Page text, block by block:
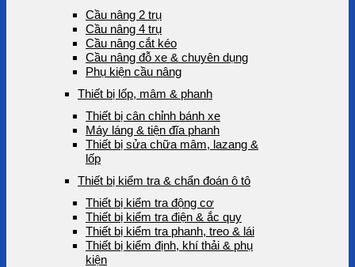
Cầu nâng 2 trụ
Cầu nâng 4 trụ
Cầu nâng cắt kéo
Cầu nâng đỗ xe & chuyên dụng
Phụ kiện cầu nâng
Thiết bị lốp, mâm & phanh
Thiết bị cân chỉnh bánh xe
Máy láng & tiện đĩa phanh
Thiết bị sửa chữa mâm, lazang &
lốp
Thiết bị kiểm tra & chẩn đoán ô tô
Thiết bị kiểm tra động cơ
Thiết bị kiểm tra điện & ắc quy
Thiết bị kiểm tra phanh, treo & lái
Thiết bị kiểm định, khí thải & phụ
kiện